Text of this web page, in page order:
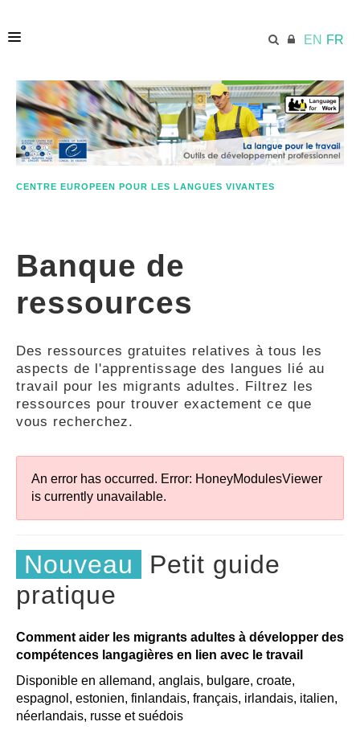
EN FR
ACCUEIL
ECML.AT
COMPÉTENCES
GUIDES
COMMUNAUTÉ
GALLERY
CENTRE EUROPEEN POUR LES LANGUES VIVANTES
Banque de
ressources
Des ressources gratuites relatives à tous les
aspects de l'apprentissage des langues lié au
travail pour les migrants adultes. Filtrez les
ressources pour trouver exactement ce que
vous recherchez.
An error has occurred. Error: HoneyModulesViewer
is currently unavailable.
Nouveau
Petit guide
pratique
Comment aider les migrants adultes à développer des
compétences langagières en lien avec le travail
Disponible en allemand, anglais, bulgare, croate,
espagnol, estonien, finlandais, français, irlandais, italien,
néerlandais, russe et suédois